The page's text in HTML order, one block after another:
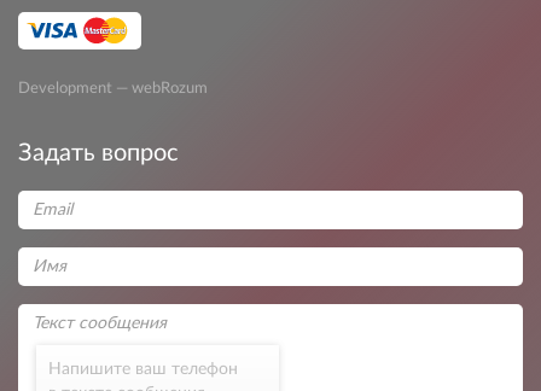
Development — webRozum
Задать вопрос
Напишите ваш телефон